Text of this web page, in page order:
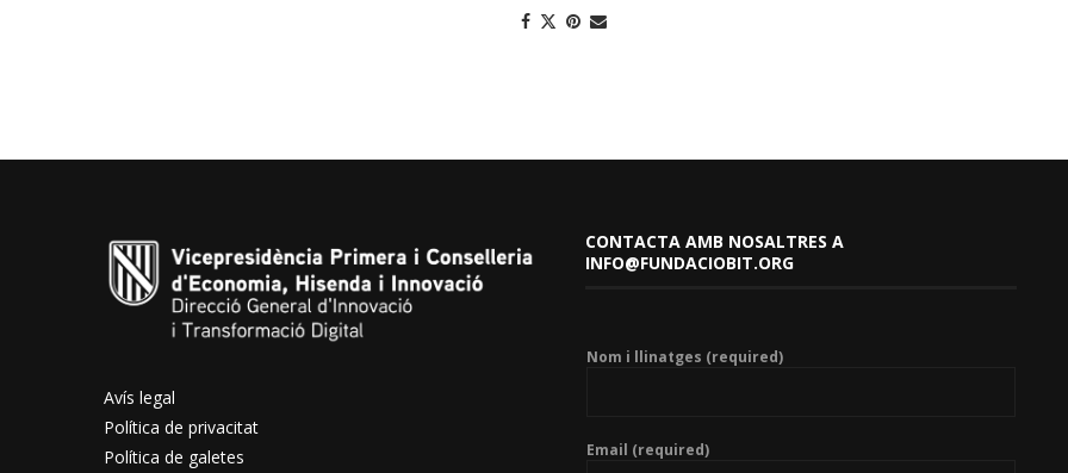
Avís legal
Política de privacitat
Política de galetes
CONTACTA AMB NOSALTRES A
INFO@FUNDACIOBIT.ORG
Nom i llinatges (required)
Email (required)